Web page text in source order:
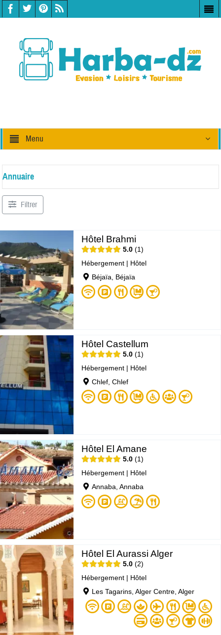
Menu
Annuaire
Filtrer
Hôtel Brahmi
5.0
1
Hébergement | Hôtel
Béjaïa, Béjaïa
Hôtel Castellum
5.0
1
Hébergement | Hôtel
Chlef, Chlef
Hôtel El Amane
5.0
1
Hébergement | Hôtel
Annaba, Annaba
Hôtel El Aurassi Alger
5.0
2
Hébergement | Hôtel
Les Tagarins, Alger Centre, Alger